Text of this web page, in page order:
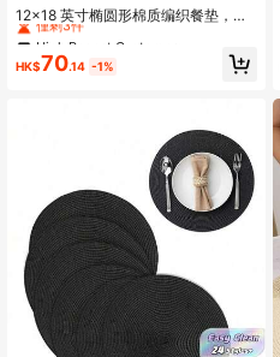
12x18 英寸椭圆形棉质编织餐垫，椭
圆形餐桌布，天然编织耐热餐垫，适
合家庭聚会、婚礼、派对（棕色）
僅剩3件
High Repeat Customers
僅剩3件
High Repeat Customers
僅剩3件
High Repeat Customers
HK$70.14 -1%